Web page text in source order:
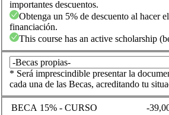
importantes descuentos.
Obtenga un 5% de descuento al hacer
financiación.
This course has an active scholarship
* Será imprescindible presentar la
cada una de las Becas, acreditando tu
BECA 15% - CURSO
-